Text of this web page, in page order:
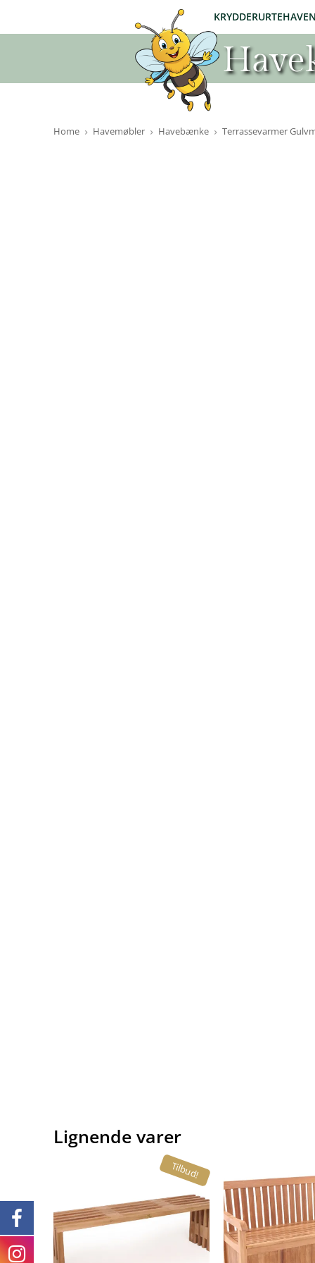
KRYDDERURTEHAVEN
Home Havemøbler Havebænke Terrassevarmer
Lignende varer
Tilbud!